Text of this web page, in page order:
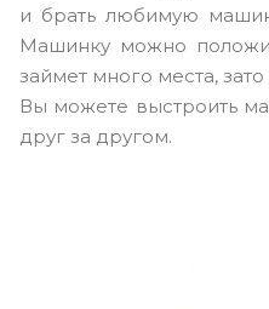
и брать любимую
Машинку можно
займет много места,
Вы можете выстроить
друг за другом.